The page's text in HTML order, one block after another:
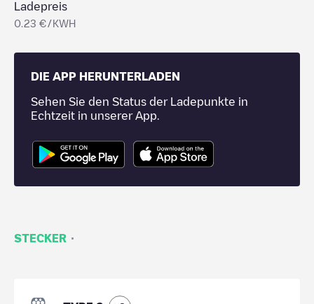
Ladepreis
0.23 €/KWH
DIE APP HERUNTERLADEN
Sehen Sie den Status der Ladepunkte in
Echtzeit in unserer App.
STECKER ·